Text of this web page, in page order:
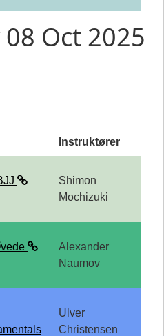
Oct 2025
Instruktører
Shimon
Mochizuki
Alexander
Naumov
Ulver
Christensen